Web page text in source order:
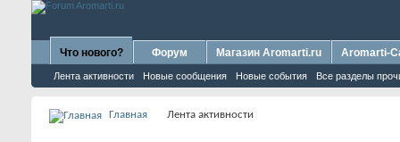
Что нового?
Лента активности Новые сообщения Новые события Все разделы
Форум Магазин Aromarti.ru Aromarti-
Главная Лента активности